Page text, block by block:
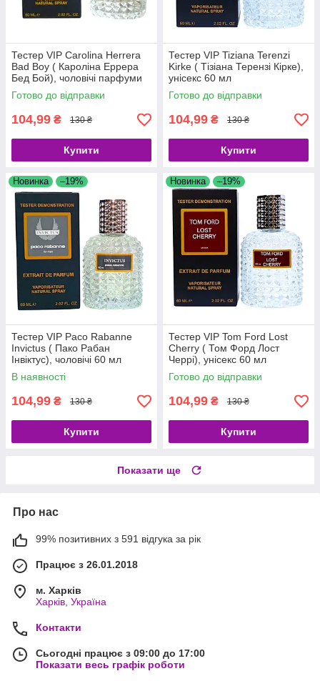
Тестер VIP Carolina Herrera
Bad Boy ( Кароліна Еррера
Бед Бой), чоловічі парфуми
60 мл
Готово до відправки
104,99 ₴ 130 ₴
Купити
Тестер VIP Tiziana Terenzi
Kirke ( Тізіана Терензі Кірке),
унісекс 60 мл
Готово до відправки
104,99 ₴ 130 ₴
Купити
Новинка –19%
Тестер VIP Paco Rabanne
Invictus ( Пако Рабан
Інвіктус), чоловічі 60 мл
В наявності
104,99 ₴ 130 ₴
Купити
Новинка –19%
Тестер VIP Tom Ford Lost
Cherry ( Том Форд Лост
Черрі), унісекс 60 мл
Готово до відправки
104,99 ₴ 130 ₴
Купити
Показати ще
Про нас
99% позитивних з 591 відгука за рік
Працює з 26.01.2018
м. Харків
Харків, Україна
Контакти
Сьогодні працює з 09:00 до 17:00
Показати весь графік роботи